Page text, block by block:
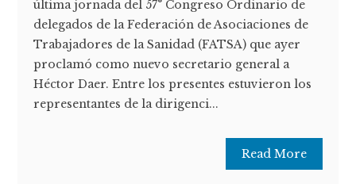
última jornada del 57° Congreso Ordinario de
delegados de la Federación de Asociaciones de
Trabajadores de la Sanidad (FATSA) que ayer
proclamó como nuevo secretario general a
Héctor Daer. Entre los presentes estuvieron los
representantes de la dirigenci...
Read More